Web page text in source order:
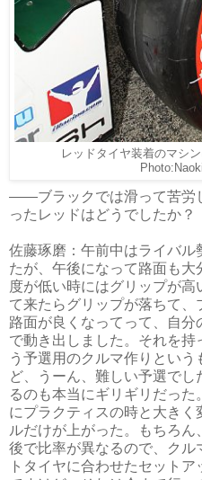
レッドタイヤ装着のマシ
――ブラックでは滑って苦労
ったレッドはどうでしたか？
佐藤琢磨：午前中はライバル
たが、午後になって路面も
度が低い時にはグリップが
て来たらグリップが落ちて
路面が良くなってって、自
で動き出しました。それを
う予選用のクルマ作りとい
ど、うーん、難しい予選で
るのも本当にギリギリだっ
にプラクティスの時と大き
ルだけが上がった。もちろ
後で比率が異なるので、クル
トタイヤに合わせたセット